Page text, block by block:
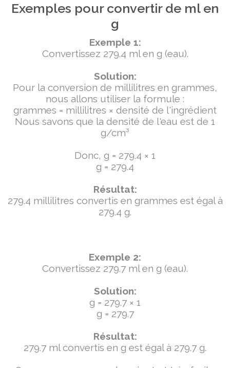
Exemples pour convertir de ml en
g
Exemple 1:
Convertissez 279.4 ml en g (eau).
Solution:
Pour la conversion de millilitres en grammes,
nous allons utiliser la formule :
grammes = millilitres × densité de l'ingrédient
Nous savons que la densité de l'eau est de 1
g/cm³
Donc, g = 279.4 × 1
g = 279.4
Résultat:
279.4 millilitres convertis en grammes est égal à
279.4 g.
Exemple 2:
Convertissez 279.7 ml en g (eau).
Solution:
g = 279.7 × 1
g = 279.7
Résultat:
279.7 ml convertis en g est égal à 279.7 g.